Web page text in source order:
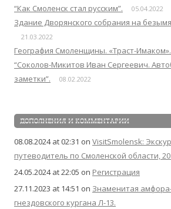
“Как Смоленск стал русским”. 05.04.2022
Здание Дворянского собрания на
21.03.2022
География Смоленщины. «Траст-Имаком».
“Соколов-Микитов Иван Сергеевич.
заметки”.
08.02.2022
ДОПОЛНЕНИЯ И КОММЕНТАРИИ
08.08.2024 at 02:31 on VisitSmolensk:
путеводитель по Смоленской области,
24.05.2024 at 22:05 on Регистрация
27.11.2023 at 14:51 on Знаменитая
гнездовского кургана Л-13.